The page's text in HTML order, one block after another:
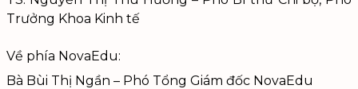
Trưởng Khoa Kinh tế
Về phía NovaEdu:
Bà Bùi Thị Ngần – Phó Tổng Giám đốc NovaEdu